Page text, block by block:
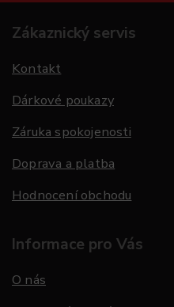
Zákaznický servis
Kontakt
Dárkové poukazy
Záruka spokojenosti
Doprava a platba
Hodnocení obchodu
Informace pro Vás
O nás